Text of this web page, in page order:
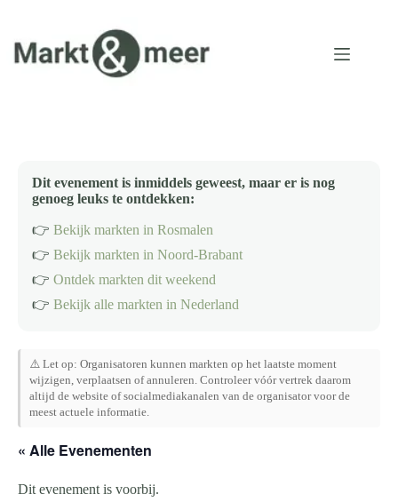
inhoud
Dit evenement is inmiddels geweest, maar er is nog
genoeg leuks te ontdekken:
👉 Bekijk markten in Rosmalen
👉 Bekijk markten in Noord-Brabant
👉 Ontdek markten dit weekend
👉 Bekijk alle markten in Nederland
⚠️ Let op: Organisatoren kunnen markten op het laatste moment
wijzigen, verplaatsen of annuleren. Controleer vóór vertrek daarom
altijd de website of socialmediakanalen van de organisator voor de
meest actuele informatie.
« Alle Evenementen
Dit evenement is voorbij.